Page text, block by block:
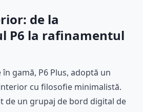
de la
P6 la rafinamentul
gamă, P6 Plus, adoptă un
cu filosofie minimalistă.
de un grupaj de bord digital de